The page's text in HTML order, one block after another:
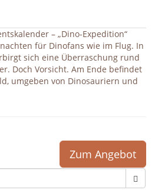
– „Dino-Expedition“
für Dinofans wie im Flug. In
sich eine Überraschung rund
Doch Vorsicht. Am Ende befindet
umgeben von Dinosauriern und
Zum Angebot